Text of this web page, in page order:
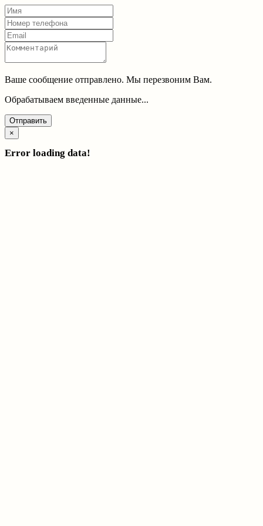
Ваше сообщение отправлено. Мы перезвоним Вам.
Обрабатываем введенные данные...
Отправить
×
Error loading data!